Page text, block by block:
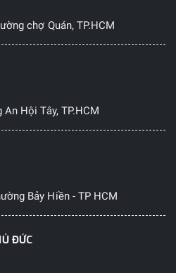
chợ Quán, TP.HCM
An Hội Tây, TP.HCM
Bảy Hiền - TP HCM
ĐỨC